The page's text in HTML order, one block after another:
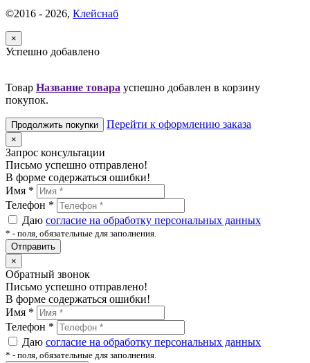
©2016 - 2026, Клейснаб
×
Успешно добавлено
Товар Название товара успешно добавлен в корзину
покупок.
Продолжить покупки Перейти к оформлению заказа
×
Запрос консультации
Письмо успешно отправлено!
В форме содержаться ошибки!
Имя *
Телефон *
Даю согласие на обработку персональных данных
* - поля, обязательные для заполнения.
Отправить
×
Обратный звонок
Письмо успешно отправлено!
В форме содержаться ошибки!
Имя *
Телефон *
Даю согласие на обработку персональных данных
* - поля, обязательные для заполнения.